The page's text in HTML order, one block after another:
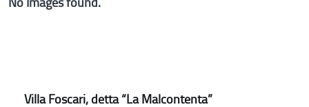
Villa Foscari, detta “La Malcontenta”